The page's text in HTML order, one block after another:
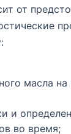
от
масла на
и
во время;